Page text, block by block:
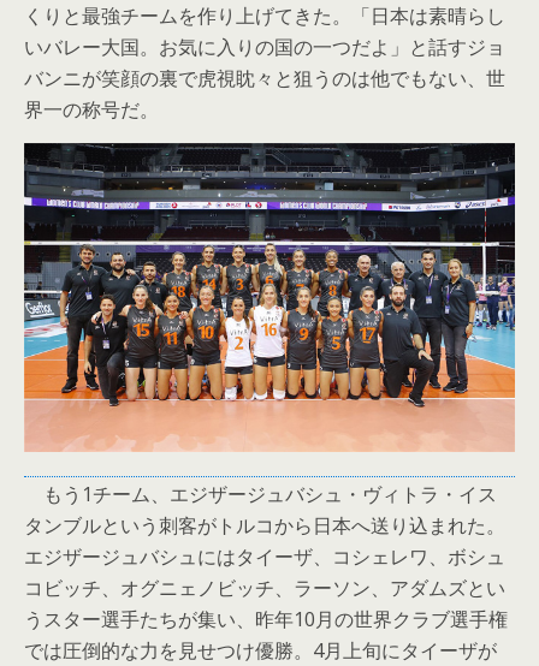
くりと最強チームを作り上げてきた。「日本は素晴らし
いバレー大国。お気に入りの国の一つだよ」と話すジョ
バンニが笑顔の裏で虎視眈々と狙うのは他でもない、世
界一の称号だ。
もう1チーム、エジザージュバシュ・ヴィトラ・イス
タンブルという刺客がトルコから日本へ送り込まれた。
エジザージュバシュにはタイーザ、コシェレワ、ボシュ
コビッチ、オグニェノビッチ、ラーソン、アダムズとい
うスター選手たちが集い、昨年10月の世界クラブ選手権
では圧倒的な力を見せつけ優勝。4月上旬にタイーザが